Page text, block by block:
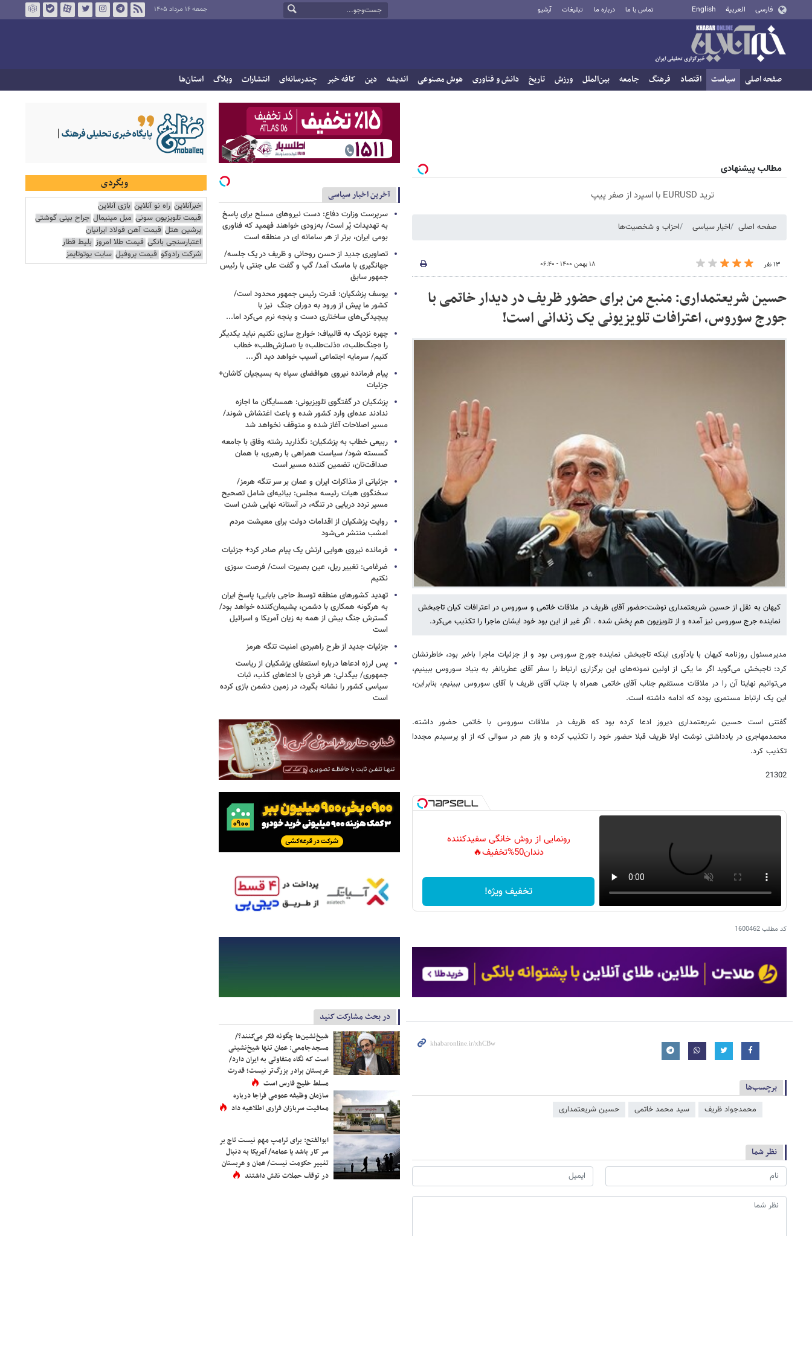
فارسی العربية English تماس با ما درباره ما تبلیغات آرشیو جمعه ۱۶ مرداد ۱۴۰۵
صفحه اصلی سیاست اقتصاد فرهنگ جامعه بین‌الملل ورزش تاریخ دانش و فناوری هوش مصنوعی اندیشه دین کافه خبر چندرسانه‌ای انتشارات وبلاگ استان‌ها
مطالب پیشنهادی
ترید EURUSD با اسپرد از صفر پیپ
صفحه اصلی اخبار سیاسی احزاب و شخصیت‌ها
۱۳ نفر ۱۸ بهمن ۱۴۰۰ - ۰۶:۴۰
حسین شریعتمداری: منبع من برای حضور ظریف در دیدار خاتمی با
جورج سوروس، اعترافات تلویزیونی یک زندانی است!
کیهان به نقل از حسین شریعتمداری نوشت:حضور آقای ظریف در ملاقات خاتمی و سوروس در اعترافات کیان تاجبخش
نماینده جرج سوروس نیز آمده و از تلویزیون هم پخش شده . اگر غیر از این بود خود ایشان ماجرا را تکذیب می‌کرد.
مدیرمسئول روزنامه کیهان با یادآوری اینکه تاجبخش نماینده جورج سوروس بود و از جزئیات ماجرا باخبر بود، خاطرنشان
کرد: تاجبخش می‌گوید اگر ما یکی از اولین نمونه‌های این برگزاری ارتباط را سفر آقای عطریانفر به بنیاد سوروس ببینیم،
می‌توانیم نهایتا آن را در ملاقات مستقیم جناب آقای خاتمی همراه با جناب آقای ظریف با آقای سوروس ببینیم، بنابراین،
این یک ارتباط مستمری بوده که ادامه داشته است.
گفتنی است حسین شریعتمداری دیروز ادعا کرده بود که ظریف در ملاقات سوروس با خاتمی حضور داشته.
محمدمهاجری در یادداشتی نوشت اولا ظریف قبلا حضور خود را تکذیب کرده و باز هم در سوالی که از او پرسیدم مجددا
تکذیب کرد.
21302
رونمایی از روش خانگی سفیدکننده
دندان50%تخفیف🔥
تخفیف ویژه!
کد مطلب1600462
برچسب‌ها
محمدجواد ظریف سید محمد خاتمی حسین شریعتمداری
نظر شما
آخرین اخبار سیاسی
سرپرست وزارت دفاع: دست نیروهای مسلح برای پاسخ
به تهدیدات پُر است/ به‌زودی خواهند فهمید که فناوری
بومی ایران، برتر از هر سامانه ای در منطقه است
تصاویری جدید از حسن روحانی و ظریف در یک جلسه/
جهانگیری با ماسک آمد/ گپ و گفت علی جنتی با رئیس
جمهور سابق
یوسف پزشکیان: قدرت رئیس‌ جمهور محدود است/
کشور ما پیش از ورود به دوران جنگ نیز با
پیچیدگی‌های ساختاری دست و پنجه نرم می‌کرد اما...
چهره نزدیک به قالیباف: خوارج سازی نکنیم نباید یکدیگر
را «جنگ‌طلب»، «ذلت‌طلب» یا «سازش‌طلب» خطاب
کنیم/ سرمایه اجتماعی آسیب خواهد دید اگر...
پیام فرمانده نیروی هوافضای سپاه به بسیجیان کاشان+
جزئیات
پزشکیان در گفتگوی تلویزیونی: همسایگان ما اجازه
ندادند عده‌ای وارد کشور شده و باعث اغتشاش شوند/
مسیر اصلاحات آغاز شده و متوقف نخواهد شد
ربیعی خطاب به پزشکیان: نگذارید رشته وفاق با جامعه
گسسته شود/ سیاست همراهی با رهبری، با همان
صداقت‌تان، تضمین کننده مسیر است
جزئیاتی از مذاکرات ایران و عمان بر سر تنگه هرمز/
سخنگوی هیات رئیسه مجلس: بیانیه‌ای شامل تصحیح
مسیر تردد دریایی در تنگه، در آستانه نهایی شدن است
روایت پزشکیان از اقدامات دولت برای معیشت مردم
امشب منتشر می‌شود
فرمانده نیروی هوایی ارتش یک پیام صادر کرد+ جزئیات
ضرغامی: تغییر ریل، عین بصیرت است/ فرصت سوزی
نکنیم
تهدید کشورهای منطقه توسط حاجی بابایی؛ پاسخ ایران
به هرگونه همکاری با دشمن، پشیمان‌کننده خواهد بود/
گسترش جنگ بیش از همه به زیان آمریکا و اسرائیل
است
جزئیات جدید از طرح راهبردی امنیت تنگه هرمز
پس لرزه ادعاها درباره استعفای پزشکیان از ریاست
جمهوری/ بیگدلی: هر فردی با ادعاهای کذب، ثبات
سیاسی کشور را نشانه بگیرد، در زمین دشمن بازی کرده
است
در بحث مشارکت کنید
شیخ‌نشین‌ها چگونه فکر می‌کنند؟/
مسجدجامعی: عمان تنها شیخ‌نشینی
است که نگاه متفاوتی به ایران دارد/
عربستان برادر بزرگ‌تر نیست؛ قدرت
مسلط خلیج فارس است
سازمان وظیفه عمومی فراجا درباره
معافیت سربازان فراری اطلاعیه داد
ابوالفتح: برای ترامپ مهم نیست تاج بر
سر کار باشد یا عمامه/ آمریکا به دنبال
تغییر حکومت نیست/ عمان و عربستان
در توقف حملات نقش داشتند
وبگردی
خبرآنلاین راه نو آنلاین بازی آنلاین
قیمت تلویزیون سونی مبل مینیمال جراح بینی گوشتی
پرشین هتل قیمت آهن فولاد ایرانیان
اعتبارسنجی بانکی قیمت طلا امروز بلیط قطار
شرکت رادوکو قیمت پروفیل سایت یوتوتایمز